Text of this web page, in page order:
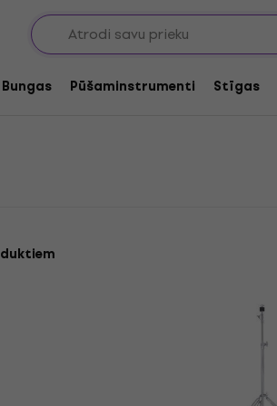
Bungas Pūšaminstrumenti Stīgas
šķīvju statīvi